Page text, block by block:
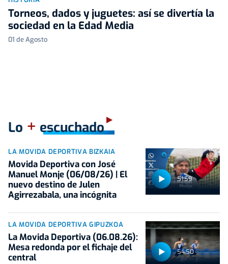
Torneos, dados y juguetes: así se divertía la
sociedad en la Edad Media
01 de Agosto
Lo + escuchado
51:59
LA MOVIDA DEPORTIVA BIZKAIA
Movida Deportiva con José
Manuel Monje (06/08/26) | El
nuevo destino de Julen
Agirrezabala, una incógnita
54:50
LA MOVIDA DEPORTIVA GIPUZKOA
La Movida Deportiva (06.08.26):
Mesa redonda por el fichaje del
central